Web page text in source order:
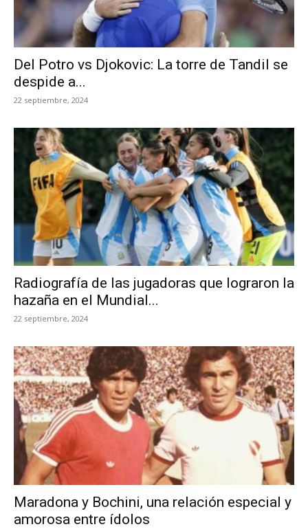
Del Potro vs Djokovic: La torre de Tandil se
despide a...
22 septiembre, 2024
Radiografía de las jugadoras que lograron la
hazaña en el Mundial...
22 septiembre, 2024
Maradona y Bochini, una relación especial y
amorosa entre ídolos